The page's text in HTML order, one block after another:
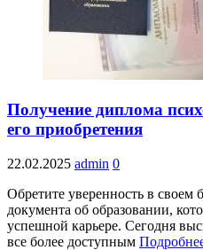
Получение диплома
его приобретения
22.02.2025 admin 0
Обретите уверенность в своем
документа об образовании,
успешной карьере. Сегодня
все более доступным